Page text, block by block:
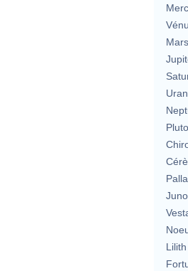
Mars
Lilith